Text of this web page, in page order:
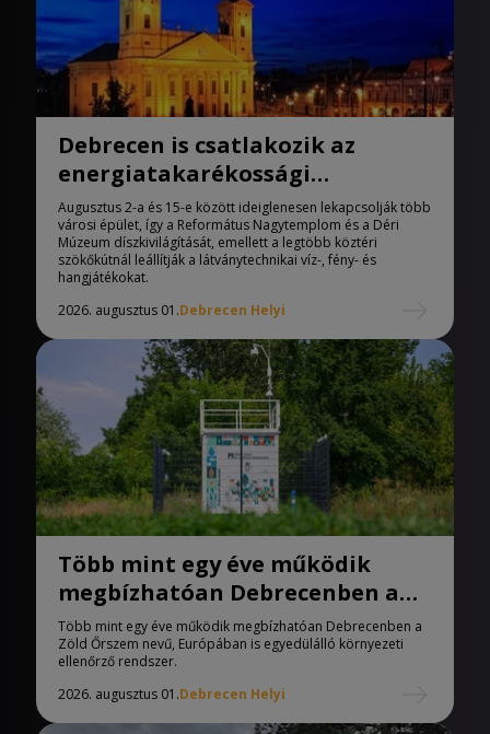
Debrecen is csatlakozik az
energiatakarékossági
intézkedésekhez
Augusztus 2-a és 15-e között ideiglenesen lekapcsolják több
városi épület, így a Református Nagytemplom és a Déri
Múzeum díszkivilágítását, emellett a legtöbb köztéri
szökőkútnál leállítják a látványtechnikai víz-, fény- és
hangjátékokat.
2026. augusztus 01.Debrecen Helyi
Több mint egy éve működik
megbízhatóan Debrecenben a
Zöld Őrszem
Több mint egy éve működik megbízhatóan Debrecenben a
Zöld Őrszem nevű, Európában is egyedülálló környezeti
ellenőrző rendszer.
2026. augusztus 01.Debrecen Helyi